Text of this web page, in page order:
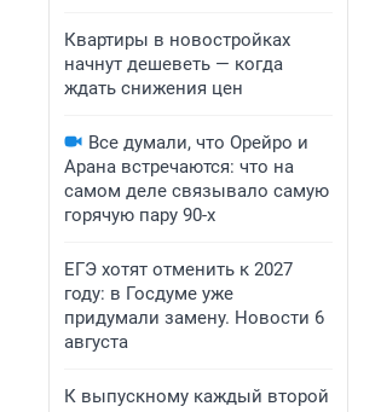
Квартиры в новостройках
начнут дешеветь — когда
ждать снижения цен
Все думали, что Орейро и
Арана встречаются: что на
самом деле связывало самую
горячую пару 90-х
ЕГЭ хотят отменить к 2027
году: в Госдуме уже
придумали замену. Новости 6
августа
К выпускному каждый второй